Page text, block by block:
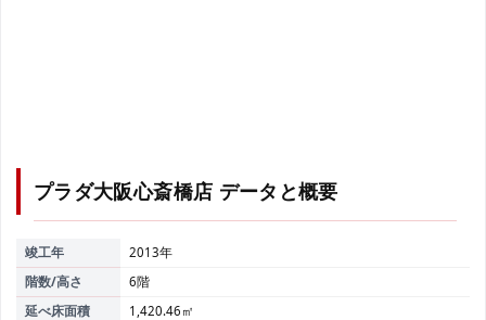
プラダ大阪心斎橋店 データと概要
竣工年
2013年
階数/高さ
6階
延べ床面積
1,420.46㎡